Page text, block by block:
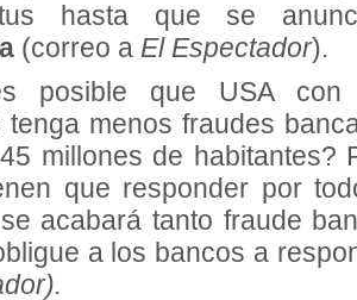
hasta que se
(correo a El Espectador).
posible que USA con
tenga menos fraudes
millones de habitantes?
que responder por
acabará tanto fraude
a los bancos a